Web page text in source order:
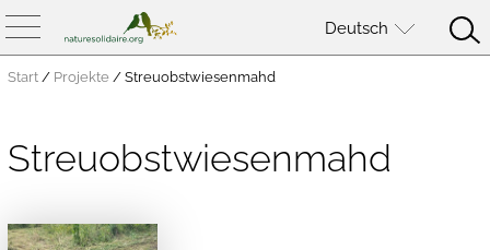
Deutsch
Start / Projekte / Streuobstwiesenmahd
Streuobstwiesenmahd